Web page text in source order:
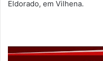
Eldorado, em Vilhena.